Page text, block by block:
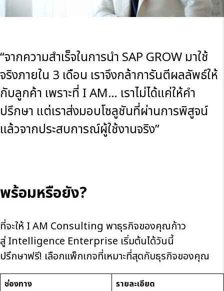
“จากความสำเร็จในการนำ SAP GROW มาใช้
จริงภายใน 3 เดือน เราจึงกล้าการันตีผลลัพธ์ให้
กับลูกค้า เพราะที่ I AM… เราไม่ได้แค่ให้คำ
ปรึกษา แต่เราส่งมอบโซลูชันที่ผ่านการพิสูจน์
แล้วจากประสบการณ์ผู้ใช้งานจริง”
พร้อมหรือยัง?
ที่จะให้ I AM Consulting พาธุรกิจของคุณก้าว
สู่ Intelligence Enterprise เริ่มต้นได้วันนี้
ปรึกษาฟรี! เลือกแพ็กเกจที่เหมาะที่สุดกับธุรกิจของคุณ
ช่องทาง
รายละเอียด